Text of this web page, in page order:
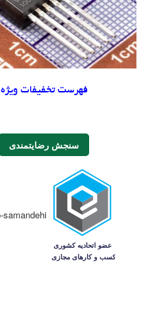
فهرست تخفیفات ویژه
سنجش رضایتمندی